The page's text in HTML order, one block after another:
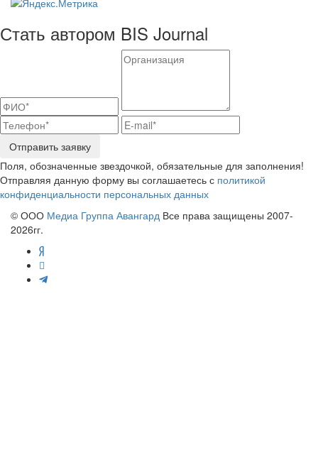
Стать автором BIS Journal
Отправить заявку
Поля, обозначенные звездочкой, обязательные для заполнения!
Отправляя данную форму вы соглашаетесь с политикой
конфиденциальности персональных данных
© ООО Медиа Группа Авангард Все права защищены 2007-
2026гг.